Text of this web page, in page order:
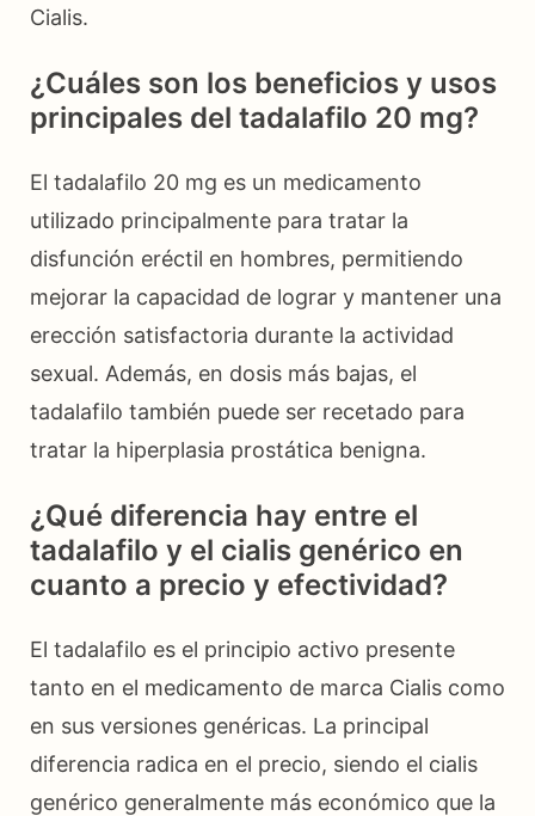
Cialis.
¿Cuáles son los beneficios y usos
principales del tadalafilo 20 mg?
El tadalafilo 20 mg es un medicamento
utilizado principalmente para tratar la
disfunción eréctil en hombres, permitiendo
mejorar la capacidad de lograr y mantener una
erección satisfactoria durante la actividad
sexual. Además, en dosis más bajas, el
tadalafilo también puede ser recetado para
tratar la hiperplasia prostática benigna.
¿Qué diferencia hay entre el
tadalafilo y el cialis genérico en
cuanto a precio y efectividad?
El tadalafilo es el principio activo presente
tanto en el medicamento de marca Cialis como
en sus versiones genéricas. La principal
diferencia radica en el precio, siendo el cialis
genérico generalmente más económico que la